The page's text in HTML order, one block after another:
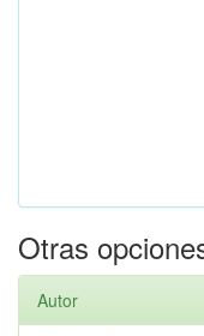
Otras
Autor